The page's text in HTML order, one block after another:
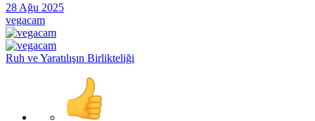
28 Ağu 2025
vegacam
Ruh ve Yaratılışın Birlikteliği